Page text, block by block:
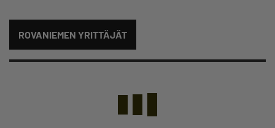
ROVANIEMEN YRITTÄJÄT
Suodata hakutuloksia: näytä kaikki sisältö